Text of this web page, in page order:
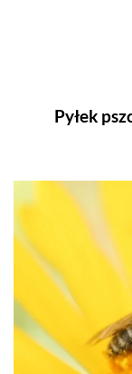
Pyłek